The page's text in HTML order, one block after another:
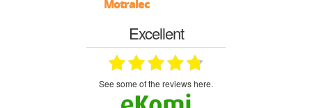
Motralec
Excellent
see some of the reviews here.